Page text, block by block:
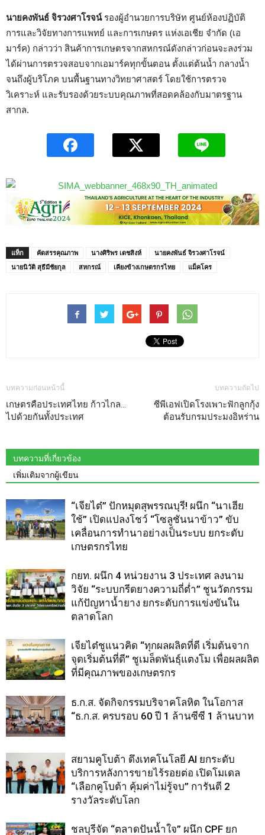
นายคงพันธ์ จิรวงศาโรจน์รองผู้อำนวยการบริษัท ศูนย์ห้องปฏิบัติ
การและวิจัยทางการแพทย์ และการเกษตร แห่งเอเชีย จำกัด (เอ
มาร์ค) กล่าวว่า สินค้าการเกษตรจากสหกรณ์ดังกล่าวก่อนจะลงร่วม
ได้ผ่านการตรวจสอบจากเอมาร์คทุกขั้นตอน ตั้งแต่ต้นน้ำ กลางน้ำ
จนถึงผู้บริโภค บนพื้นฐานทางวิทยาศาสตร์ โดยใช้การตรวจ
วิเคราะห์ และรับรองด้วยระบบคุณภาพที่สอดคล้องกับมาตรฐาน
สากล.
แท็ก คัดสรรคุณภาพ นางศิริพร เดชสิงห์
นายคงพันธ์ จิรวงศาโรจน์
นายนิวัติ สุธีมีชัยกุล
สหกรณ์ เคียงข้างเกษตรกรไทย แม็คโคร
บทความก่อนหน้านี้
เกษตรคือประเทศไทย ก้าวไกล…
ไปด้วยกันทั้งประเทศ
บทความถัดไป
ซีพีเอฟเปิดโรงเพาะฟักลูกกุ้ง
ต้อนรับกรมประมงอิหร่าน
บทความที่เกี่ยวข้อง
เพิ่มเติมจากผู้เขียน
“เจียไต๋” ปักหมุดสุพรรณบุรี! ผนึก “นาเฮีย
ใช้” เปิดแปลงโชว์ “โซลูชันนาข้าว” ขับ
เคลื่อนการทำนาอย่างเป็นระบบ ยกระดับ
เกษตรกรไทย
กยท. ผนึก 4 หน่วยงาน 3 ประเทศ ลงนาม
วิจัย “ระบบกรีดยางความถี่ต่ำ” ชูนวัตกรรม
แก้ปัญหาน้ำยาง ยกระดับการแข่งขันใน
ตลาดโลก
เจียไต๋ชูแนวคิด “ทุกผลผลิตที่ดี เริ่มต้นจาก
จุดเริ่มต้นที่ดี” ชูเมล็ดพันธุ์แตงโม เพื่อผลผลิต
ที่มีคุณภาพของเกษตรกร
ธ.ก.ส. จัดกิจกรรมบริจาคโลหิต ในโอกาส
“ธ.ก.ส. ครบรอบ 60 ปี 1 ล้านซีซี 1 ล้านบาท
สยามคูโบต้า ดึงเทคโนโลยี AI ยกระดับ
บริการหลังการขายไร้รอยต่อ เปิดโมเดล
“เลือกคูโบต้า คุ้มค่าไม่รู้จบ” การันตี 2
รางวัลระดับโลก
ชลบุรีจัด “ตลาดปันน้ำใจ” ผนึก CPF ยก